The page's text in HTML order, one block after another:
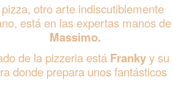
otro arte indiscutiblemente
está en las expertas manos de
Massimo.
de la pizzeria está Franky y su
donde prepara unos fantásticos